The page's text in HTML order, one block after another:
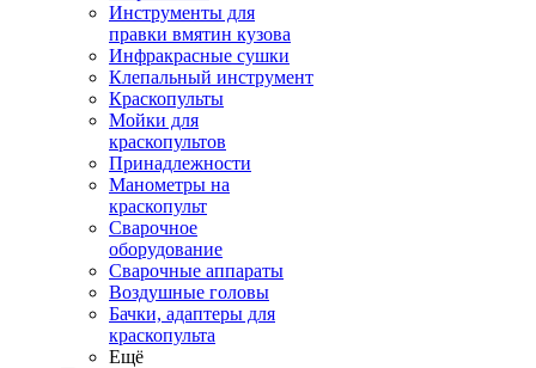
Инструменты для
правки вмятин кузова
Инфракрасные сушки
Клепальный инструмент
Краскопульты
Мойки для
краскопультов
Принадлежности
Манометры на
краскопульт
Сварочное
оборудование
Сварочные аппараты
Воздушные головы
Бачки, адаптеры для
краскопульта
Ещё